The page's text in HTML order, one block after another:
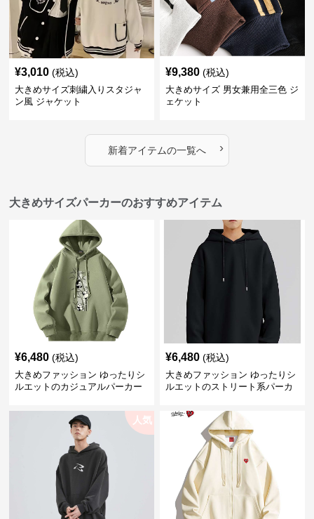
¥3,010 (税込)
大きめサイズ刺繍入りスタジャ
ン風 ジャケット
¥9,380 (税込)
大きめサイズ 男女兼用全三色 ジ
ェケット
新着アイテムの一覧へ ›
大きめサイズパーカーのおすすめアイテム
¥6,480 (税込)
大きめファッション ゆったりシ
ルエットのカジュアルパーカー
¥6,480 (税込)
大きめファッション ゆったりシ
ルエットのストリート系パーカ
人気